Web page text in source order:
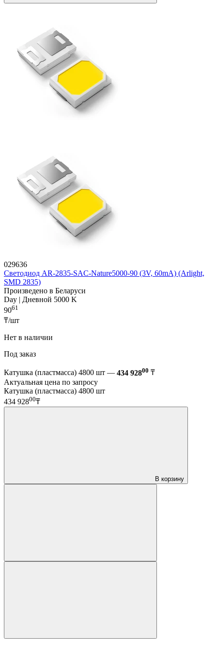
029636
Светодиод AR-2835-SAC-Nature5000-90 (3V, 60mA) (Arlight,
SMD 2835)
Произведено в Беларуси
Day | Дневной 5000 K
9061
₸/шт
Нет в наличии
Под заказ
Катушка (пластмасса) 4800 шт — 434 92800 ₸
Актуальная цена по запросу
Катушка (пластмасса) 4800 шт
434 92800₸
В корзину